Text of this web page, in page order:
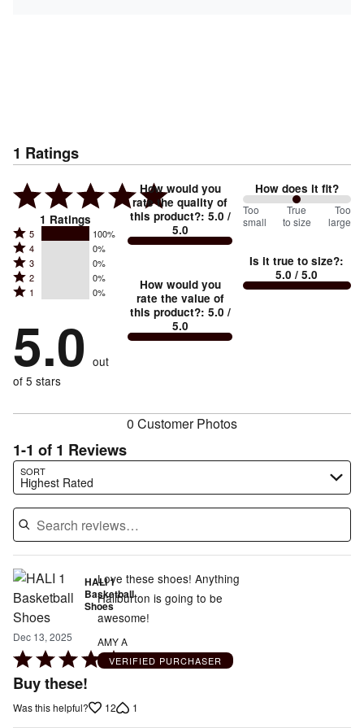
1 Ratings
1 Ratings
Rated
5
stars
by
of
reviewers
5 100%
Rated
4
stars
by
of
reviewers
4 0%
Rated
3
stars
0%
of
reviewers
3 0%
Rated
2
by
0%
of
reviewers
2 0%
Rated
stars
by
0%
of
1 0%
5.0 out
of 5 stars
How would you
rate the quality of
this product?: 5.0 /
5.0
How would you
rate the value of
this product?: 5.0 /
5.0
How does it fit?
100
between
small
and
Too
small
True
to size
Too
large
Is it true to size?:
5.0 / 5.0
0 Customer Photos
1-1 of 1 Reviews
SORT
Highest Rated
Search reviews…
HALI 1
Basketball
Shoes
Dec 13, 2025
Rated
5
of
Buy these!
Love these shoes! Anything
Haliburton is going to be
awesome!
AMY A
VERIFIED PURCHASER
Was this helpful? 12 1